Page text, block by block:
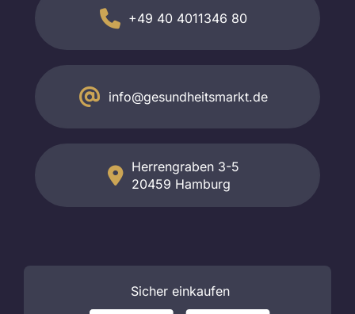
+49 40 4011346 80
info@gesundheitsmarkt.de
Herrengraben 3-5
20459 Hamburg
Sicher einkaufen